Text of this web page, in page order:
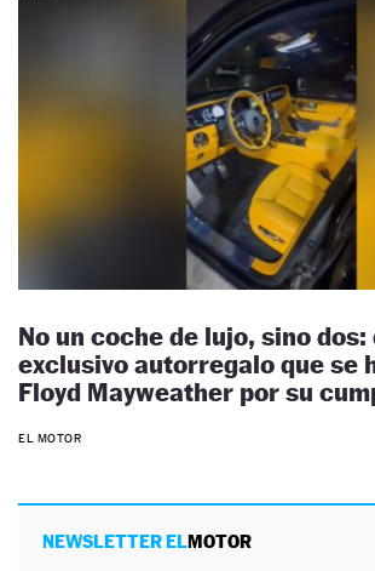
No un coche de lujo, sino dos:
exclusivo autorregalo que se
Floyd Mayweather por su
EL MOTOR
NEWSLETTER ELMOTOR